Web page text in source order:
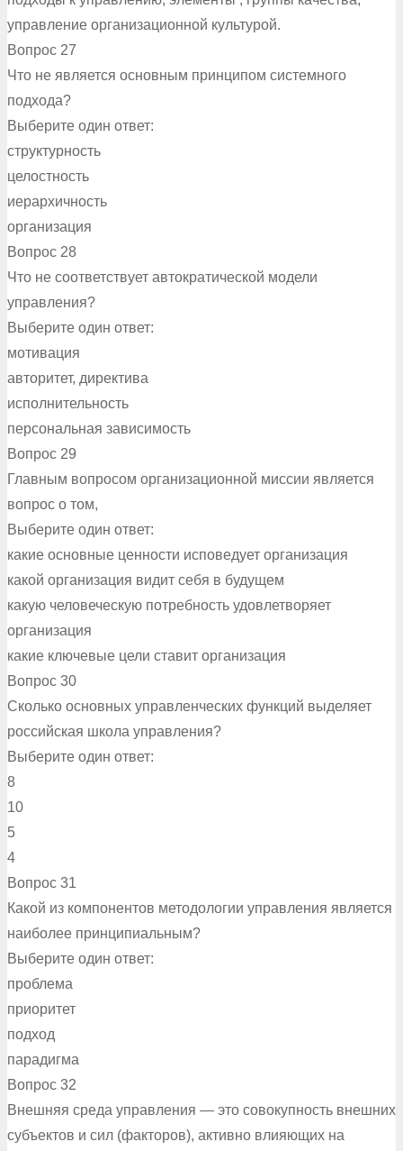
управление организационной культурой.
Вопрос 27
Что не является основным принципом системного
подхода?
Выберите один ответ:
структурность
целостность
иерархичность
организация
Вопрос 28
Что не соответствует автократической модели
управления?
Выберите один ответ:
мотивация
авторитет, директива
исполнительность
персональная зависимость
Вопрос 29
Главным вопросом организационной миссии является
вопрос о том,
Выберите один ответ:
какие основные ценности исповедует организация
какой организация видит себя в будущем
какую человеческую потребность удовлетворяет
организация
какие ключевые цели ставит организация
Вопрос 30
Сколько основных управленческих функций выделяет
российская школа управления?
Выберите один ответ:
8
10
5
4
Вопрос 31
Какой из компонентов методологии управления является
наиболее принципиальным?
Выберите один ответ:
проблема
приоритет
подход
парадигма
Вопрос 32
Внешняя среда управления — это совокупность внешних
субъектов и сил (факторов), активно влияющих на